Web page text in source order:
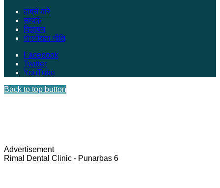
हाम्रो बारे
सम्पर्क
विज्ञापन
गोपनीयता नीति
Facebook
Twitter
YouTube
Back to top button
Advertisement
Rimal Dental Clinic - Punarbas 6